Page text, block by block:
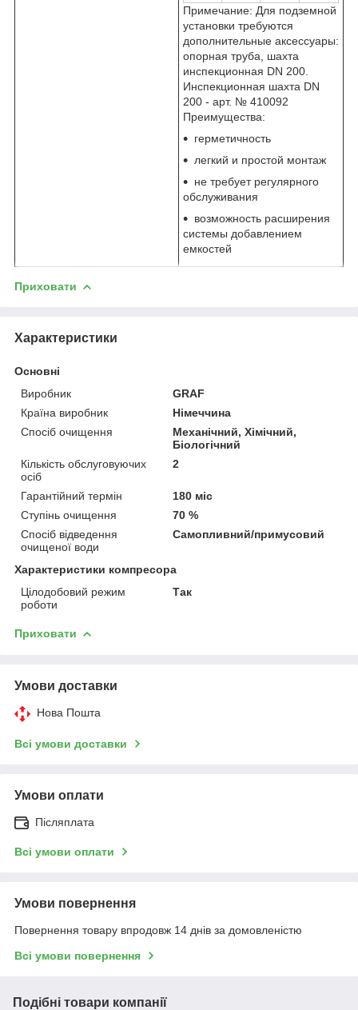
Примечание: Для подземной
установки требуются
дополнительные аксессуары:
опорная труба, шахта
инспекционная DN 200.
Инспекционная шахта DN
200 - арт. № 410092
Преимущества:
герметичность
легкий и простой монтаж
не требует регулярного
обслуживания
возможность расширения
системы добавлением
емкостей
Приховати
Характеристики
Основні
Виробник
GRAF
Країна виробник
Німеччина
Спосіб очищення
Механічний, Хімічний,
Біологічний
Кількість обслуговуючих
осіб
2
Гарантійний термін
180 міс
Ступінь очищення
70 %
Спосіб відведення
очищеної води
Самопливний/примусовий
Характеристики компресора
Цілодобовий режим
роботи
Так
Приховати
Умови доставки
Нова Пошта
Всі умови доставки
Умови оплати
Післяплата
Всі умови оплати
Умови повернення
Повернення товару впродовж 14 днів за домовленістю
Всі умови повернення
Подібні товари компанії